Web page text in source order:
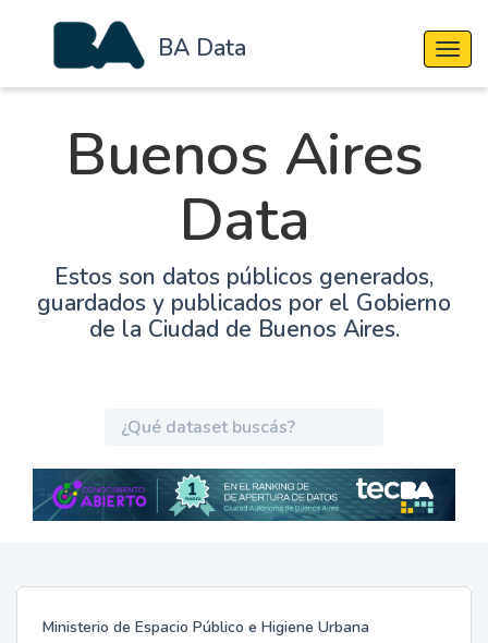
BA Data
Buenos Aires
Data
Estos son datos públicos generados,
guardados y publicados por el Gobierno
de la Ciudad de Buenos Aires.
Ministerio de Espacio Público e Higiene Urbana